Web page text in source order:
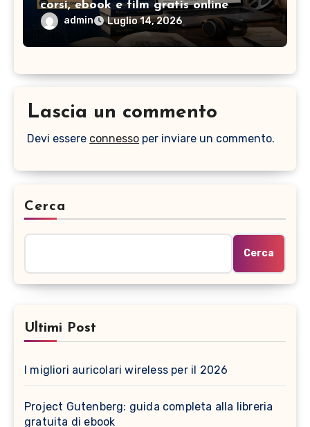
corsi, ebook e film gratis online
admin Luglio 14, 2026
Lascia un commento
Devi essere connesso per inviare un commento.
Cerca
Cerca
Ultimi Post
I migliori auricolari wireless per il 2026
Project Gutenberg: guida completa alla libreria
gratuita di ebook